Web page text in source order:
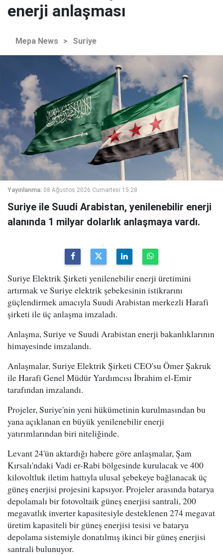
enerji anlaşması
Mepa News > Suriye
Yayınlanma: 08 Ağustos 2026 Cumartesi 15:28
Suriye ile Suudi Arabistan, yenilenebilir enerji
alanında 1 milyar dolarlık anlaşmaya vardı.
Suriye Elektrik Şirketi yenilenebilir enerji üretimini
artırmak ve Suriye elektrik şebekesinin istikrarını
güçlendirmek amacıyla Suudi Arabistan merkezli Harafi
şirketi ile üç anlaşma imzaladı.
Anlaşma, Suriye ve Suudi Arabistan enerji bakanlıklarının
himayesinde imzalandı.
Anlaşmalar, Suriye Elektrik Şirketi CEO'su Ömer Şakruk
ile Harafi Genel Müdür Yardımcısı İbrahim el-Emir
tarafından imzalandı.
Projeler, Suriye'nin yeni hükümetinin kurulmasından bu
yana açıklanan en büyük yenilenebilir enerji
yatırımlarından biri niteliğinde.
Levant 24'ün aktardığı habere göre anlaşmalar, Şam
Kırsalı'ndaki Vadi er-Rabi bölgesinde kurulacak ve 400
kilovoltluk iletim hattıyla ulusal şebekeye bağlanacak üç
güneş enerjisi projesini kapsıyor. Projeler arasında batarya
depolamalı bir fotovoltaik güneş enerjisi santrali, 200
megavatlık inverter kapasitesiyle desteklenen 274 megavat
üretim kapasiteli bir güneş enerjisi tesisi ve batarya
depolama sistemiyle donatılmış ikinci bir güneş enerjisi
santrali bulunuyor.